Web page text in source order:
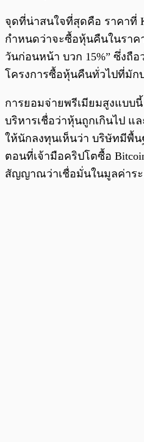
จุดที่น่าสนใจที่สุดคือ ราคาที่
กำหนดว่าจะซื้อหุ้นคืนในราค
วันก่อนหน้า บวก 15%” ซึ่งถือ
โครงการซื้อหุ้นคืนทั่วไปที่มัก
การยอมจ่ายพรีเมียมสูงแบ
บริหารเชื่อว่าหุ้นถูกเกินไป แ
ให้นักลงทุนเห็นว่า บริษัทมีพื้
ตอนที่เจ้ามือคริปโตซื้อ
สัญญาณว่าเชื่อมั่นในมูลค่าระ